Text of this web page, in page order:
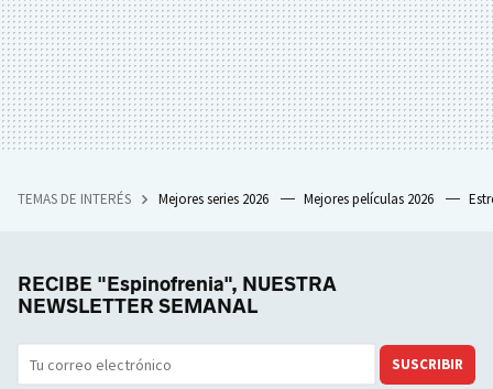
TEMAS DE INTERÉS Mejores series 2026 Mejores películas 2026
RECIBE "Espinofrenia", NUESTRA
NEWSLETTER SEMANAL
SUSCRIBIR